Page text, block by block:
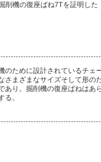
削機の復座ばね7Tを証明した
のために設計されているチェ
さまざまなサイズそして形
あり。掘削機の復座ばねは
る。